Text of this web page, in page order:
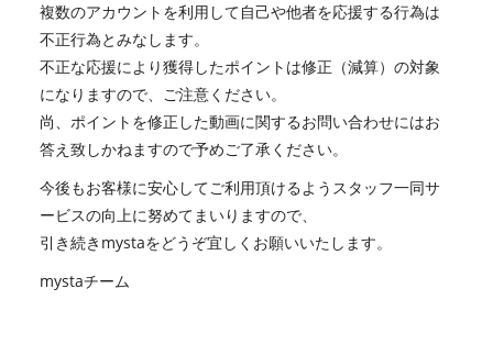
複数のアカウントを利用して自己や他者を応援する行為は
不正行為とみなします。
不正な応援により獲得したポイントは修正（減算）の対象
になりますので、ご注意ください。
尚、ポイントを修正した動画に関するお問い合わせにはお
答え致しかねますので予めご了承ください。
今後もお客様に安心してご利用頂けるようスタッフ一同サ
ービスの向上に努めてまいりますので、
引き続きmystaをどうぞ宜しくお願いいたします。
mystaチーム